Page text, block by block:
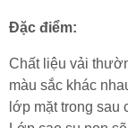
Đặc điểm:
Chất liệu vải
màu sắc khác
lớp mặt trong sau